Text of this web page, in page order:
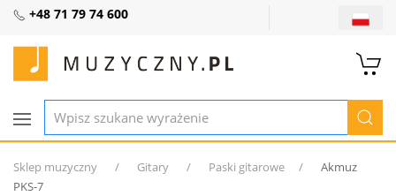
+48 71 79 74 600
Sklep muzyczny Gitary Paski gitarowe
Akmuz
PKS-7